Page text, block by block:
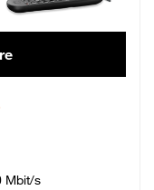
Mbit/s